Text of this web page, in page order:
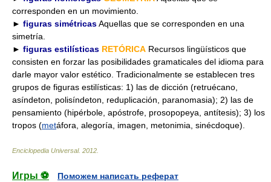
corresponden en un movimiento.
► figuras simétricasAquellas que se corresponden en una
simetría.
► figuras estilísticas RETÓRICA Recursos lingüísticos que
consisten en forzar las posibilidades gramaticales del idioma para
darle mayor valor estético. Tradicionalmente se establecen tres
grupos de figuras estilísticas: 1) las de dicción (retruécano,
asíndeton, polisíndeton, reduplicación, paranomasia); 2) las de
pensamiento (hipérbole, apóstrofe, prosopopeya, antítesis); 3) los
tropos (metáfora, alegoría, imagen, metonimia, sinécdoque).
Enciclopedia Universal. 2012
Игры ⚽
Поможем написать реферат